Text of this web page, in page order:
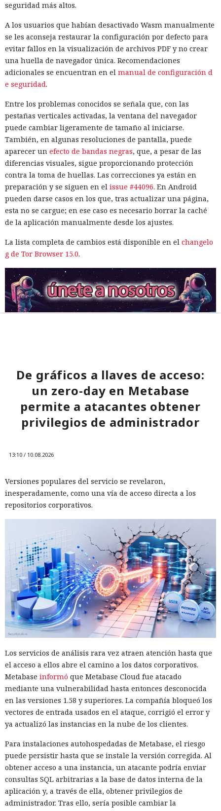
seguridad más altos.
A los usuarios que habían desactivado Wasm manualmente
se les aconseja restaurar la configuración por defecto para
evitar fallos en la visualización de archivos PDF y no crear
una huella de navegador única. Recomendaciones
adicionales se encuentran en el manual de configuración d
e seguridad.
Entre los problemas conocidos se señala que, con las
pestañas verticales activadas, la ventana del navegador
puede cambiar ligeramente de tamaño al iniciarse.
También, en algunas resoluciones de pantalla, puede
aparecer un efecto de bandas negras, que, a pesar de las
diferencias visuales, sigue proporcionando protección
contra la toma de huellas. Las correcciones ya están en
preparación y se siguen en el issue #44096. En Android
pueden darse casos en los que, tras actualizar una página,
esta no se cargue; en ese caso es necesario borrar la caché
de la aplicación manualmente desde los ajustes.
La lista completa de cambios está disponible en el changelo
g de Tor Browser 15.0.
De gráficos a llaves de acceso:
un zero-day en Metabase
permite a atacantes obtener
privilegios de administrador
13:10 / 10.08.2026
Versiones populares del servicio se revelaron,
inesperadamente, como una vía de acceso directa a los
repositorios corporativos.
Los servicios de análisis rara vez atraen atención hasta que
el acceso a ellos abre el camino a los datos corporativos.
Metabase informó que Metabase Cloud fue atacado
mediante una vulnerabilidad hasta entonces desconocida
en las versiones 1.58 y superiores. La compañía bloqueó los
vectores de entrada usados en el ataque, corrigió el error y
ya actualizó las instancias en la nube de los clientes.
Para instalaciones autohospedadas de Metabase, el riesgo
puede persistir hasta que se instale la versión corregida. Al
obtener acceso a una instancia, un atacante podría enviar
consultas SQL arbitrarias a la base de datos interna de la
aplicación y, a través de ella, obtener privilegios de
administrador. Tras ello, sería posible cambiar la